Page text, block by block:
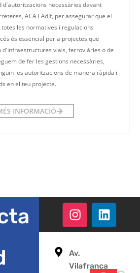
d'autoritzacions necessàries davant
ACA i Adif, per assegurar que el
les normatives i regulacions
és essencial per a projectes que
d'infraestructures vials, ferroviàries o de
de fer les gestions necessàries,
les autoritzacions de manera ràpida i
en el teu projecte.
INFORMACIÓ
Av.
Vilafranca